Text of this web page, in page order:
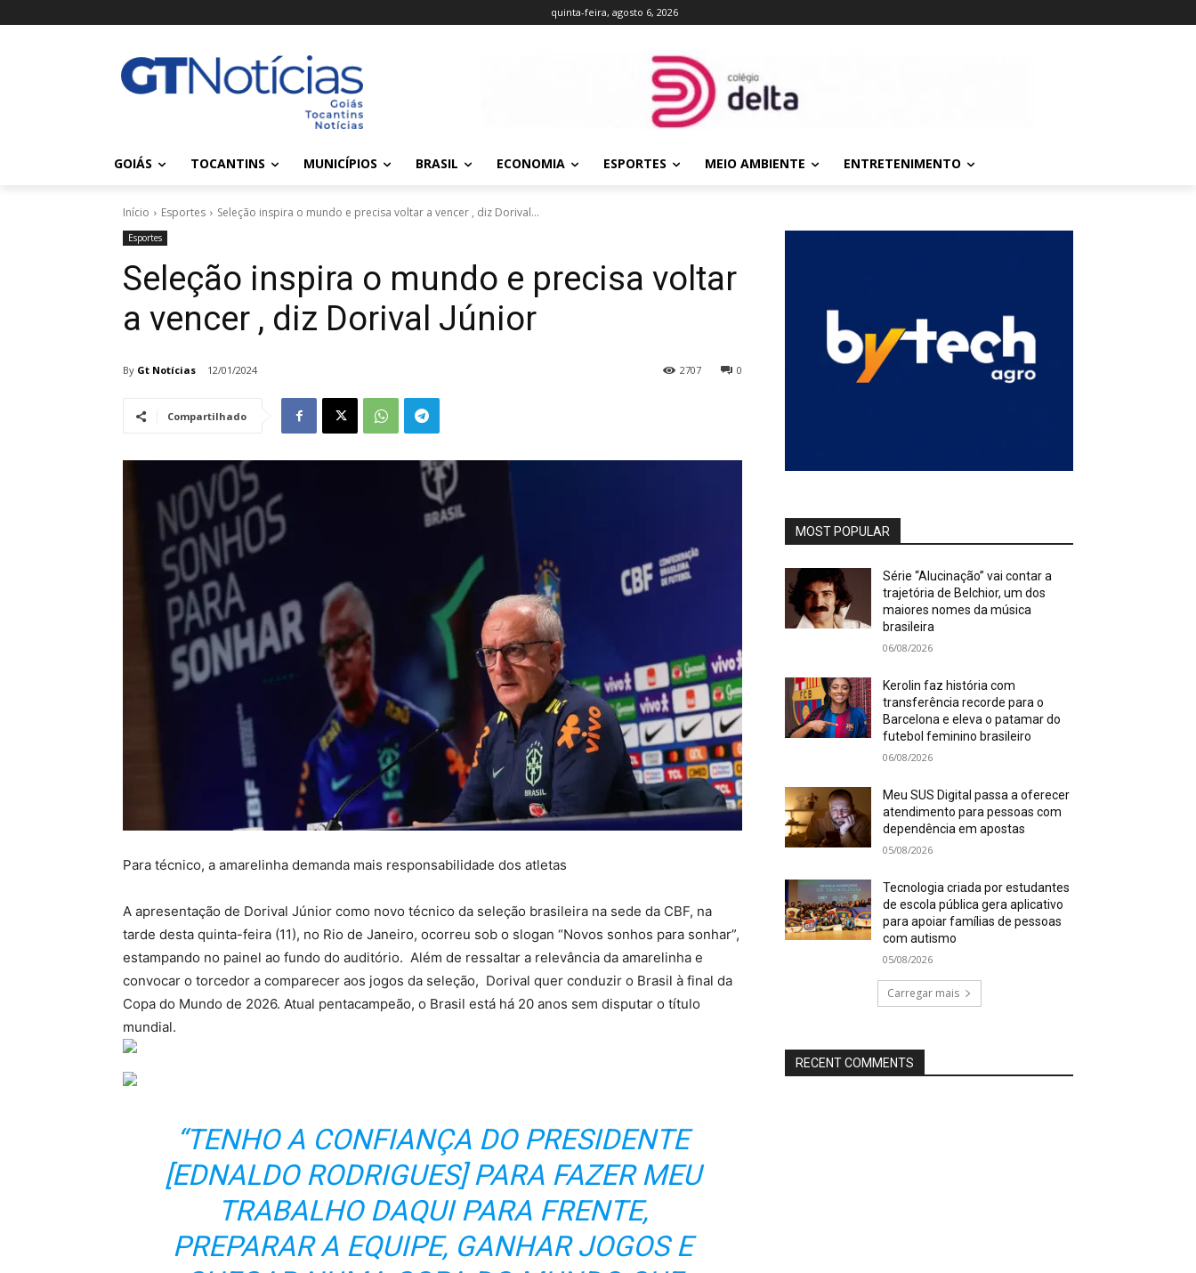
quinta-feira, agosto 6, 2026
GOIÁS TOCANTINS MUNICÍPIOS BRASIL ECONOMIA ESPORTES MEIO AMBIENTE ENTRETENIMENTO
Início Esportes Seleção inspira o mundo e precisa voltar a vencer , diz Dorival...
Esportes
Seleção inspira o mundo e precisa voltar
a vencer , diz Dorival Júnior
By Gt Notícias 12/01/2024 0
2707
Compartilhado
Para técnico, a amarelinha demanda mais responsabilidade dos atletas
A apresentação de Dorival Júnior como novo técnico da seleção brasileira na sede da CBF, na
tarde desta quinta-feira (11), no Rio de Janeiro, ocorreu sob o slogan “Novos sonhos para sonhar”,
estampando no painel ao fundo do auditório. Além de ressaltar a relevância da amarelinha e
convocar o torcedor a comparecer aos jogos da seleção, Dorival quer conduzir o Brasil à final da
Copa do Mundo de 2026. Atual pentacampeão, o Brasil está há 20 anos sem disputar o título
mundial.
“TENHO A CONFIANÇA DO PRESIDENTE
[EDNALDO RODRIGUES] PARA FAZER MEU
TRABALHO DAQUI PARA FRENTE,
PREPARAR A EQUIPE, GANHAR JOGOS E
MOST POPULAR
Série “Alucinação” vai contar a
trajetória de Belchior, um dos
maiores nomes da música
brasileira
06/08/2026
Kerolin faz história com
transferência recorde para o
Barcelona e eleva o patamar do
futebol feminino brasileiro
06/08/2026
Meu SUS Digital passa a oferecer
atendimento para pessoas com
dependência em apostas
05/08/2026
Tecnologia criada por estudantes
de escola pública gera aplicativo
para apoiar famílias de pessoas
com autismo
05/08/2026
Carregar mais
RECENT COMMENTS